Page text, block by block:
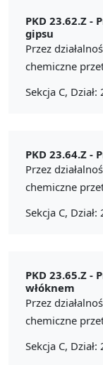
PKD 23.62.Z -
gipsu
Przez
chemiczne
Sekcja C,
PKD 23.64.Z -
Przez
chemiczne
Sekcja C,
PKD 23.65.Z -
włóknem
Przez
chemiczne
Sekcja C,